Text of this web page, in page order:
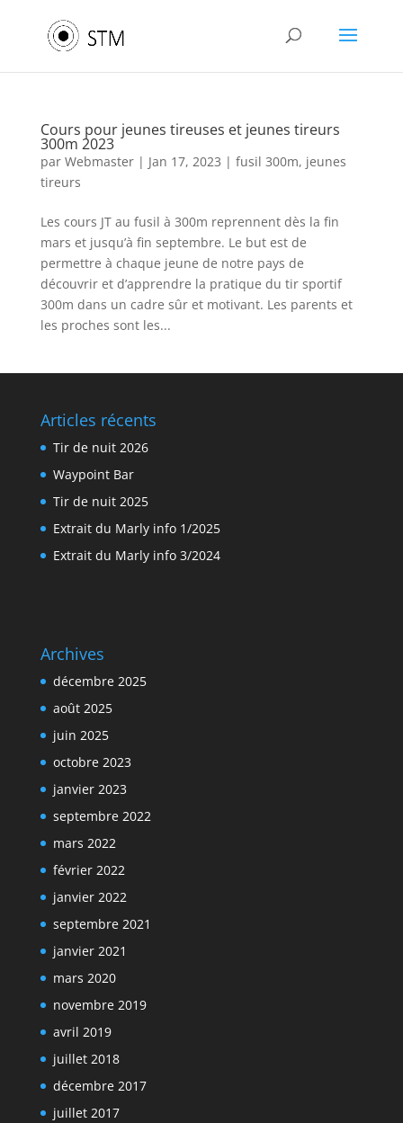
Cours pour jeunes tireuses et jeunes tireurs
300m 2023
par Webmaster| Jan 17, 2023 | fusil 300m, jeunes
tireurs
Les cours JT au fusil à 300m reprennent dès la fin
mars et jusqu’à fin septembre. Le but est de
permettre à chaque jeune de notre pays de
découvrir et d’apprendre la pratique du tir sportif
300m dans un cadre sûr et motivant. Les parents et
les proches sont les...
Articles récents
Tir de nuit 2026
Waypoint Bar
Tir de nuit 2025
Extrait du Marly info 1/2025
Extrait du Marly info 3/2024
Archives
décembre 2025
août 2025
juin 2025
octobre 2023
janvier 2023
septembre 2022
mars 2022
février 2022
janvier 2022
septembre 2021
janvier 2021
mars 2020
novembre 2019
avril 2019
juillet 2018
décembre 2017
juillet 2017